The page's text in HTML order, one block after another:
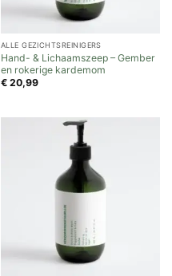
ALLE GEZICHTSREINIGERS
Hand- & Lichaamszeep – Gember
en rokerige kardemom
€20,99